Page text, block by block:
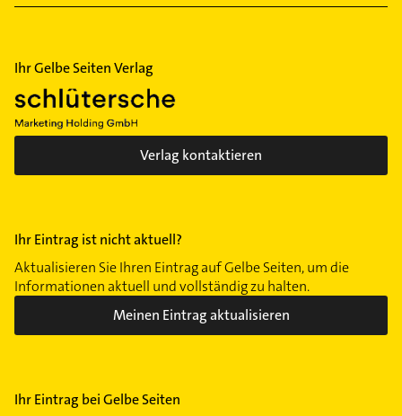
Völkenrode
Volkmarode
Waggum
Ihr Gelbe Seiten Verlag
Verlag kontaktieren
Ihr Eintrag ist nicht aktuell?
Aktualisieren Sie Ihren Eintrag auf Gelbe Seiten, um die
Informationen aktuell und vollständig zu halten.
Meinen Eintrag aktualisieren
Ihr Eintrag bei Gelbe Seiten